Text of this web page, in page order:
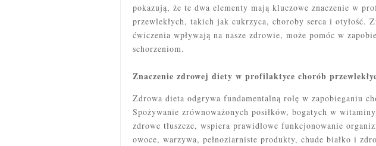
pokazują, że te dwa elementy mają kluczowe znaczenie w
przewlekłych, takich jak cukrzyca, choroby serca i otyłość.
ćwiczenia wpływają na nasze zdrowie, może pomóc w
schorzeniom.
Znaczenie zdrowej diety w profilaktyce chorób
Zdrowa dieta odgrywa fundamentalną rolę w zapobieganiu
Spożywanie zrównoważonych posiłków, bogatych w
zdrowe tłuszcze, wspiera prawidłowe funkcjonowanie
owoce, warzywa, pełnoziarniste produkty, chude białko i